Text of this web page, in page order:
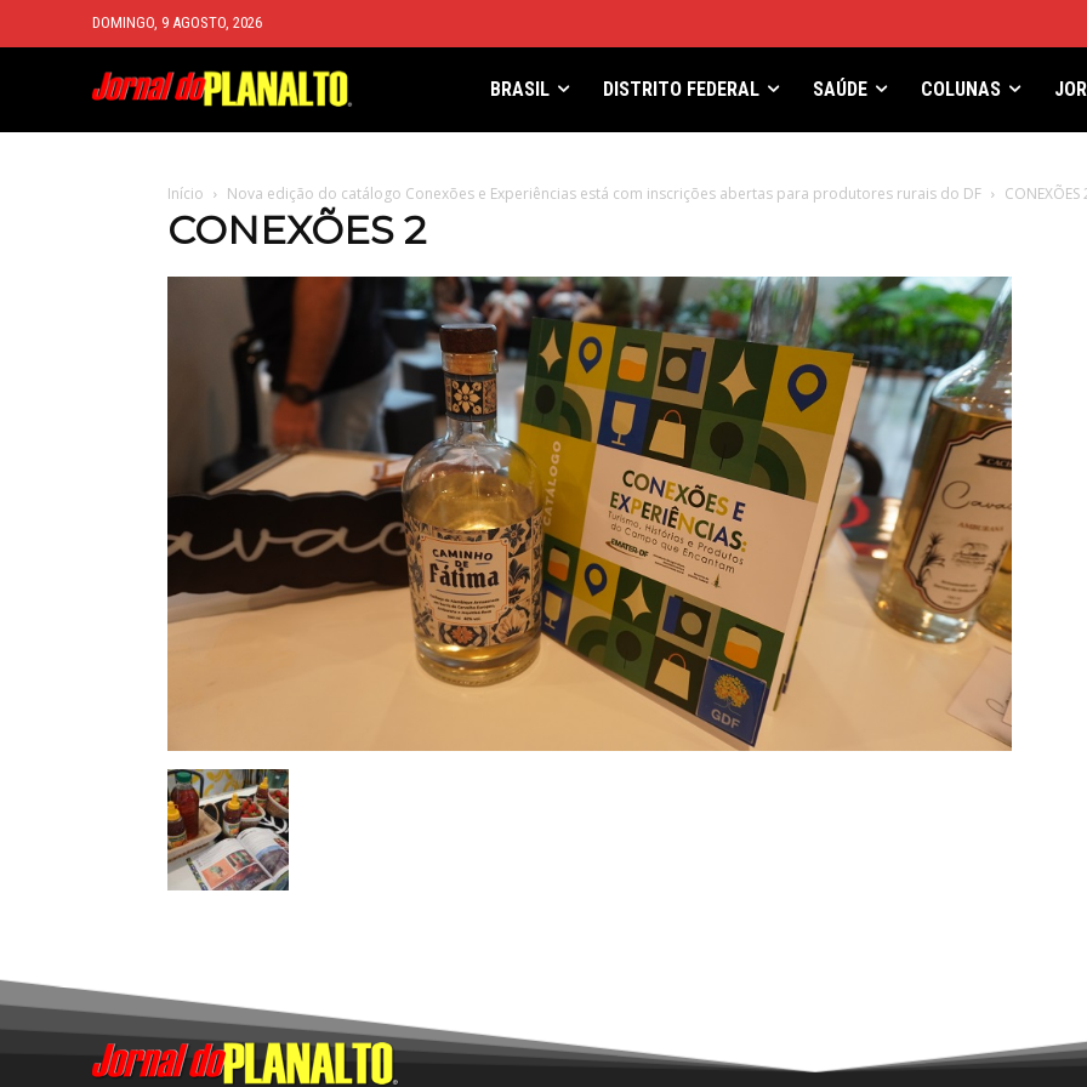
DOMINGO, 9 AGOSTO, 2026
BRASIL DISTRITO FEDERAL SAÚDE COLUNAS
Início Nova edição do catálogo Conexões e Experiências está com inscrições abertas para produtores rurais do DF CONEXÕES
CONEXÕES 2